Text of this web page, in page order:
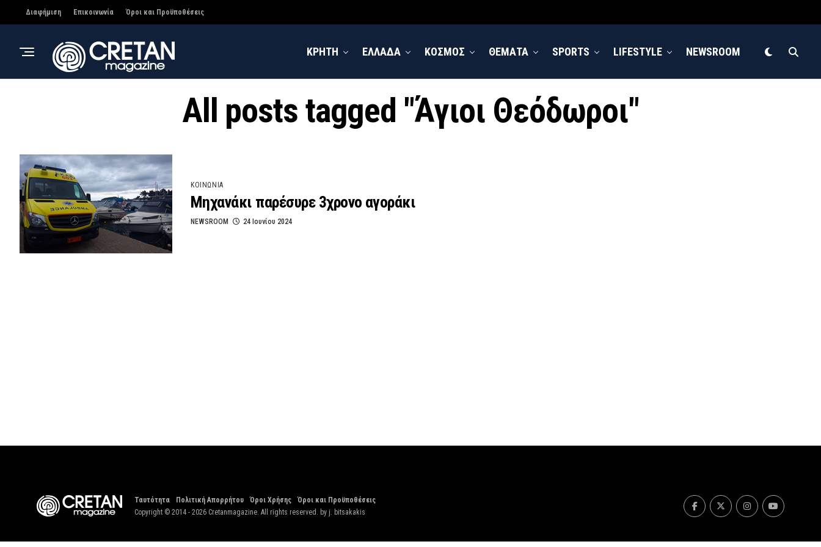
Διαφήμιση Επικοινωνία Όροι και Προϋποθέσεις
ΚΡΗΤΗ ΕΛΛΑΔΑ ΚΟΣΜΟΣ ΘΕΜΑΤΑ SPORTS LIFESTYLE NEWSROOM
All posts tagged "Άγιοι Θεόδωροι"
ΚΟΙΝΩΝΙΑ
Μηχανάκι παρέσυρε 3χρονο αγοράκι
NEWSROOM 24 Ιουνίου 2024
Ταυτότητα Πολιτική Απορρήτου Όροι Χρήσης
Όροι και Προϋποθέσεις
Copyright © 2014 - 2026 Cretanmagazine. All rights reserved. by j. bitsakakis